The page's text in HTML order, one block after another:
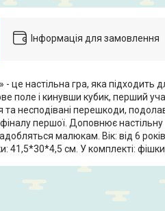
Інформація для замовлення
- це настільна гра, яка підходить
поле і кинувши кубик, перший
та несподівані перешкоди,
першої. Доповнює настільну
малюкам. Вік: від 6
41,5*30*4,5 см. У комплекті: